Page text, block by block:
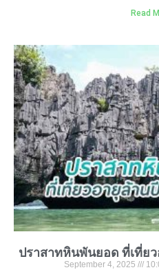
Read
ปราสาทหินพันยอด ที่เที่ย
September 4, 2025